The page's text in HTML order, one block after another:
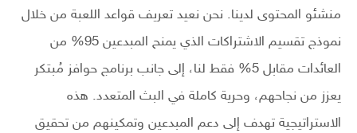
منشئو المحتوى لدينا. نحن نعيد تعريف قواعد اللعبة من خلال
نموذج تقسيم الاشتراكات الذي يمنح المبدعين 95% من
العائدات مقابل 5% فقط لنا، إلى جانب برنامج حوافز مُبتكر
يعزز من نجاحهم، وحرية كاملة في البث المتعدد. هذه
الاستراتيجية تهدف إلى دعم المبدعين وتمكينهم من تحقيق